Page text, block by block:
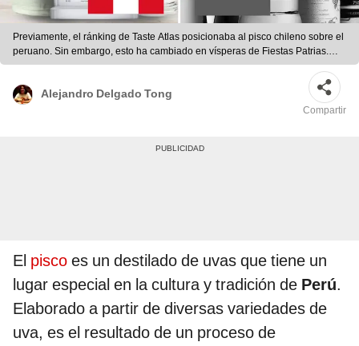
Previamente, el ránking de Taste Atlas posicionaba al pisco chileno sobre el
peruano. Sin embargo, esto ha cambiado en vísperas de Fiestas Patrias.
Foto: composición LR/Taste Atlas
Alejandro Delgado Tong
Compartir
El pisco es un destilado de uvas que tiene un
lugar especial en la cultura y tradición de Perú.
Elaborado a partir de diversas variedades de
uva, es el resultado de un proceso de